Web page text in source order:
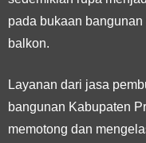
pada bukaan
balkon.
Layanan dari jasa
bangunan Kabupaten
memotong dan